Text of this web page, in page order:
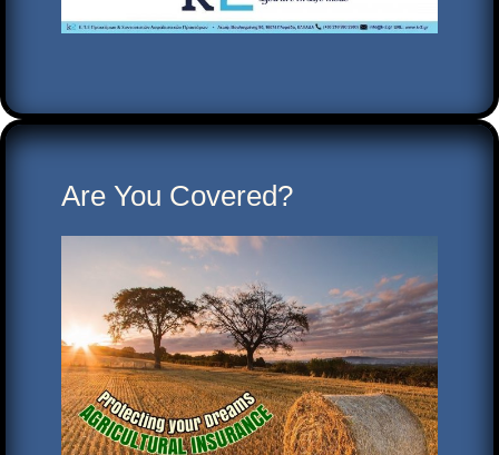
Are You Covered?